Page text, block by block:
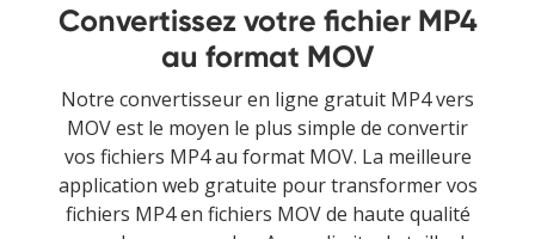
Convertissez votre fichier MP4
au format MOV
Notre convertisseur en ligne gratuit MP4 vers
MOV est le moyen le plus simple de convertir
vos fichiers MP4 au format MOV. La meilleure
application web gratuite pour transformer vos
fichiers MP4 en fichiers MOV de haute qualité